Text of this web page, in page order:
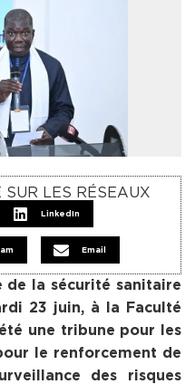
SUR LES RÉSEAUX
LinkedIn
Email
de la sécurité sanitaire
23 juin, à la Faculté
une tribune pour les
le renforcement de
des risques